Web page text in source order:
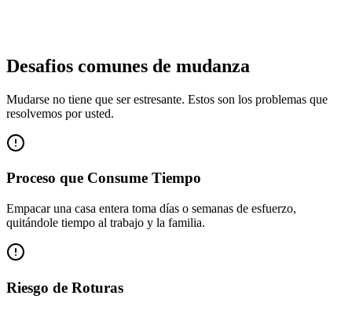
Desafios comunes de mudanza
Mudarse no tiene que ser estresante. Estos son los problemas que
resolvemos por usted.
Proceso que Consume Tiempo
Empacar una casa entera toma días o semanas de esfuerzo,
quitándole tiempo al trabajo y la familia.
Riesgo de Roturas